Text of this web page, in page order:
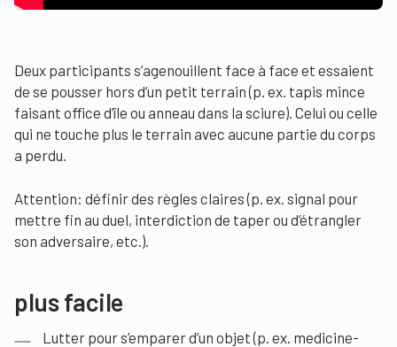
Deux participants s’agenouillent face à face et essaient
de se pousser hors d’un petit terrain (p. ex. tapis mince
faisant office d’île ou anneau dans la sciure). Celui ou celle
qui ne touche plus le terrain avec aucune partie du corps
a perdu.
Attention: définir des règles claires (p. ex. signal pour
mettre fin au duel, interdiction de taper ou d’étrangler
son adversaire, etc.).
plus facile
Lutter pour s’emparer d’un objet (p. ex. medicine-